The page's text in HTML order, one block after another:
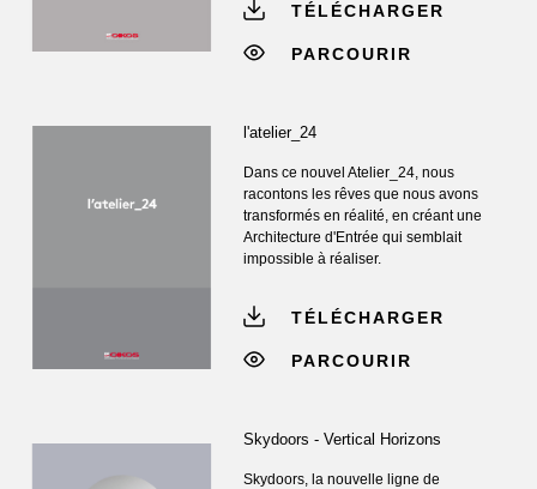
TÉLÉCHARGER
PARCOURIR
l'atelier_24
Dans ce nouvel Atelier_24, nous
racontons les rêves que nous avons
transformés en réalité, en créant une
Architecture d'Entrée qui semblait
impossible à réaliser.
TÉLÉCHARGER
PARCOURIR
Skydoors - Vertical Horizons
Skydoors, la nouvelle ligne de